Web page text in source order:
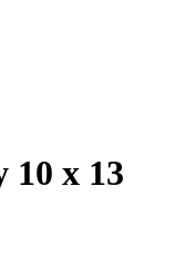
10 x 13